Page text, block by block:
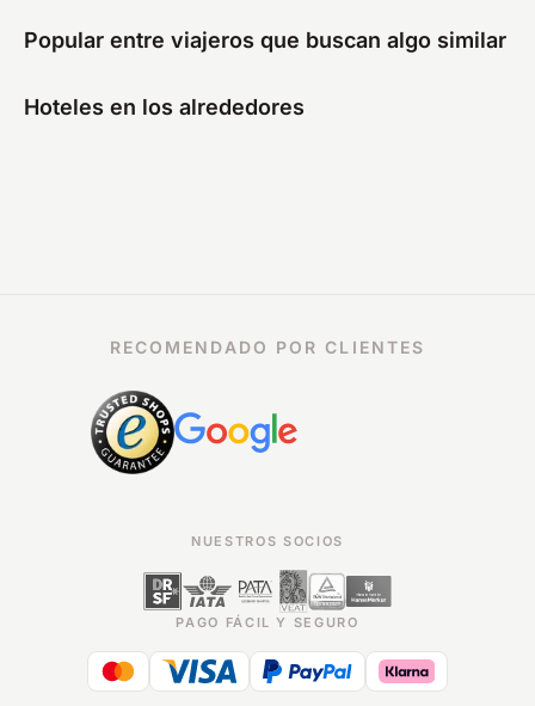
Popular entre viajeros que buscan algo similar
Hoteles en los alrededores
RECOMENDADO POR CLIENTES
NUESTROS SOCIOS
PAGO FÁCIL Y SEGURO